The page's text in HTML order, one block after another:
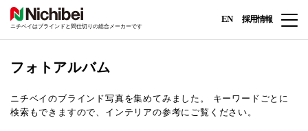
ニチベイはブラインドと間仕切りの総合メーカーです
EN 採用情報
フォトアルバム
ニチベイのブラインド写真を集めてみました。
キーワードごとに
検索もできますので、インテリアの参考にご覧ください。